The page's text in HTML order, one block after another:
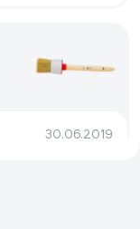
30.06.2019